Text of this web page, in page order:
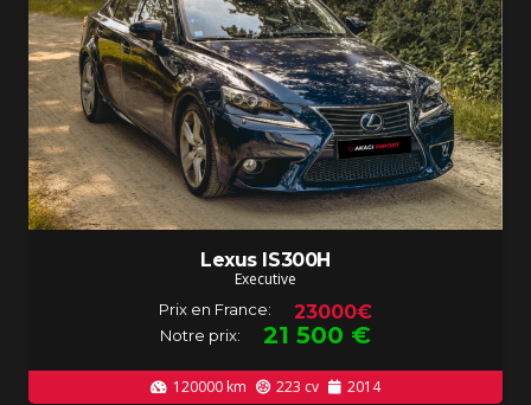
Lexus IS300H
Executive
Prix en France: 23000€
Notre prix: 21 500 €
120000 km 223 cv 2014